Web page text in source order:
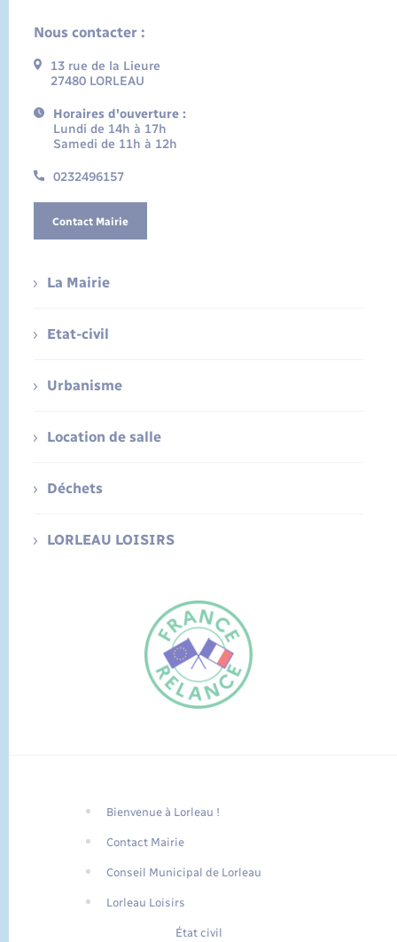
Traduction du
FR
Nous contacter :
13 rue de la Lieure
27480 LORLEAU
Horaires d'ouverture :
Lundi de 14h à 17h
Samedi de 11h à 12h
0232496157
Contact Mairie
La Mairie
Etat-civil
Urbanisme
Location de salle
Déchets
LORLEAU LOISIRS
Bienvenue à Lorleau !
Contact Mairie
Conseil Municipal de Lorleau
Lorleau Loisirs
État civil